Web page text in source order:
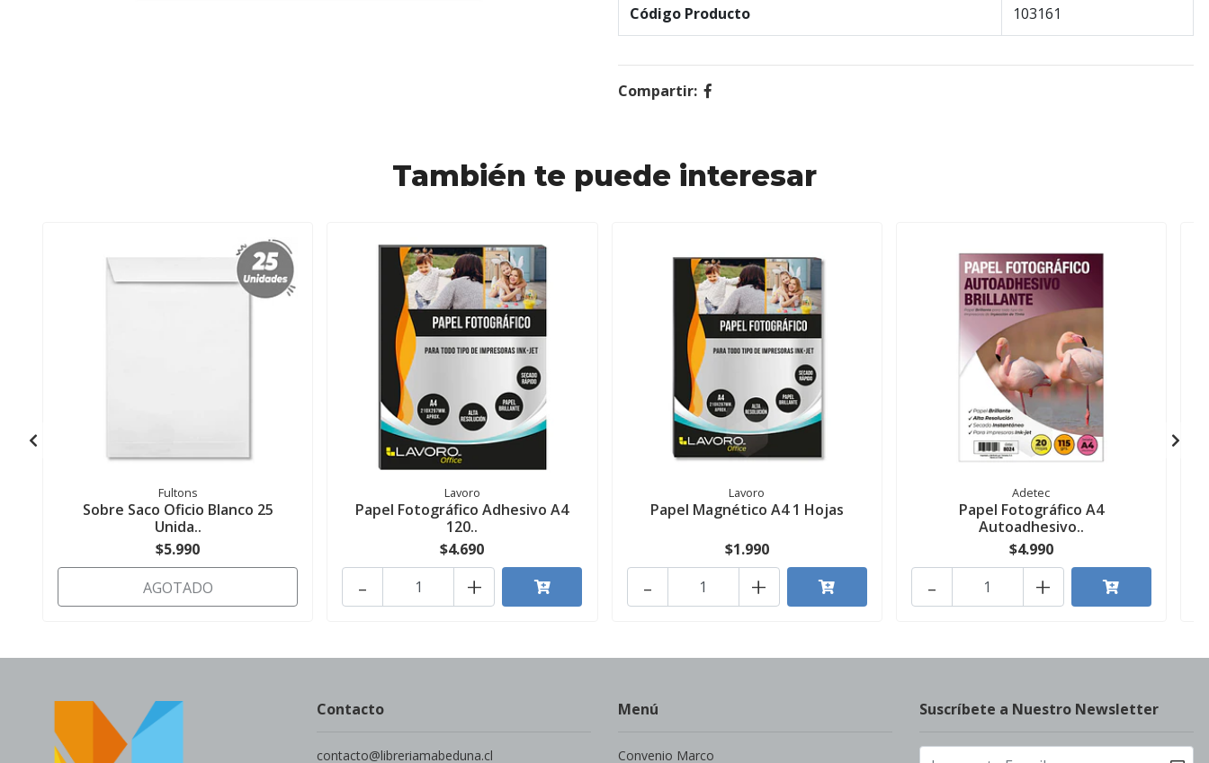
Código Producto 103161
Compartir:
También te puede interesar
Fultons
Sobre Saco Oficio Blanco 25
Unida..
$5.990
AGOTADO
Lavoro
Papel Fotográfico Adhesivo A4
120..
$4.690
+
-
Lavoro
Papel Magnético A4 1 Hojas
$1.990
+
-
Adetec
Papel Fotográfico A4
Autoadhesivo..
$4.990
+
-
Contacto
contacto@libreriamabeduna.cl
Menú
Convenio Marco
Suscríbete a Nuestro Newsletter